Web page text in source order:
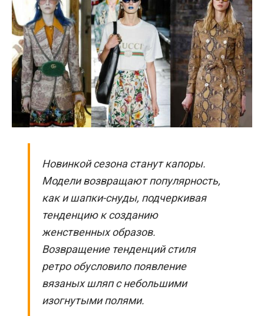
Новинкой сезона станут капоры.
Модели возвращают популярность,
как и шапки-снуды, подчеркивая
тенденцию к созданию
женственных образов.
Возвращение тенденций стиля
ретро обусловило появление
вязаных шляп с небольшими
изогнутыми полями.